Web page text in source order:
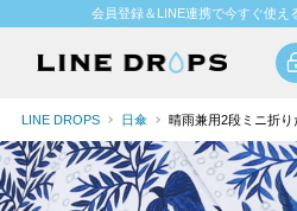
会員登録＆LINE連携で今すぐ使え
LINE DROPS 日傘 晴雨兼用2段ミニ折り